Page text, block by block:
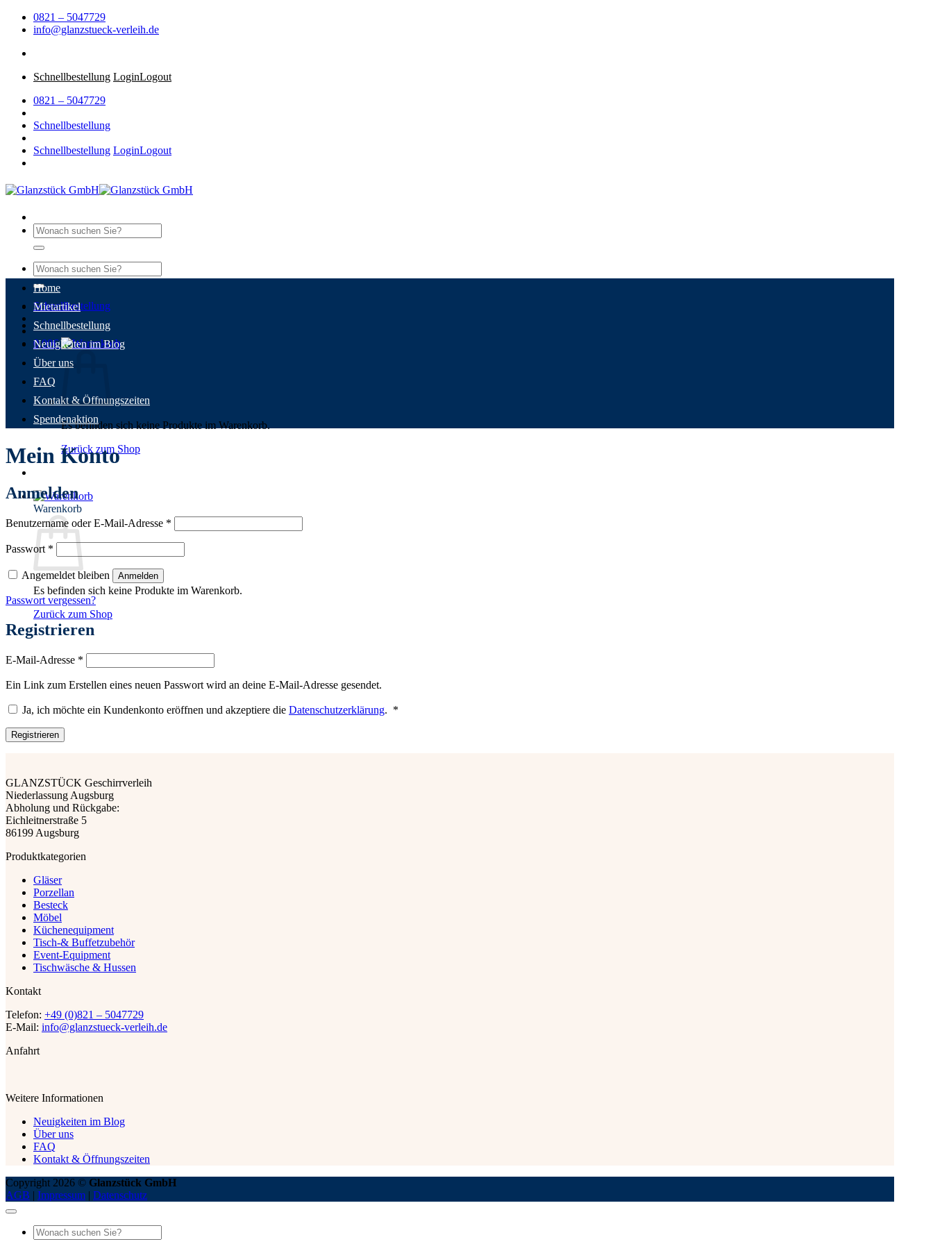
Zum
Inhalt
0821 – 5047729
info@glanzstueck-verleih.de
Schnellbestellung LoginLogout
0821 – 5047729
Schnellbestellung
Schnellbestellung LoginLogout
Suche
nach:
Suche
nach:
Schnellbestellung
0,00€
Es befinden sich keine Produkte im Warenkorb.
Zurück zum Shop
Warenkorb
Es befinden sich keine Produkte im Warenkorb.
Zurück zum Shop
Home
Mietartikel
Schnellbestellung
Neuigkeiten im Blog
Über uns
FAQ
Kontakt & Öffnungszeiten
Spendenaktion
Mein Konto
Anmelden
Benutzername oder E-Mail-Adresse *
Passwort * Erforderlich
Angemeldet bleiben Anmelden
Passwort vergessen?
Registrieren
E-Mail-Adresse *
Ein Link zum Erstellen eines neuen Passwort wird an deine E-Mail-Adresse gesendet.
Ja, ich möchte ein Kundenkonto eröffnen und akzeptiere die Datenschutzerklärung. *
Registrieren
GLANZSTÜCK Geschirrverleih
Niederlassung Augsburg
Abholung und Rückgabe:
Eichleitnerstraße 5
86199 Augsburg
Produktkategorien
Gläser
Porzellan
Besteck
Möbel
Küchenequipment
Tisch-& Buffetzubehör
Event-Equipment
Tischwäsche & Hussen
Kontakt
Telefon: +49 (0)821 – 5047729
E-Mail: info@glanzstueck-verleih.de
Anfahrt
Weitere Informationen
Neuigkeiten im Blog
Über uns
FAQ
Kontakt & Öffnungszeiten
Copyright 2026 © Glanzstück GmbH
AGB | Impressum | Datenschutz
Suche